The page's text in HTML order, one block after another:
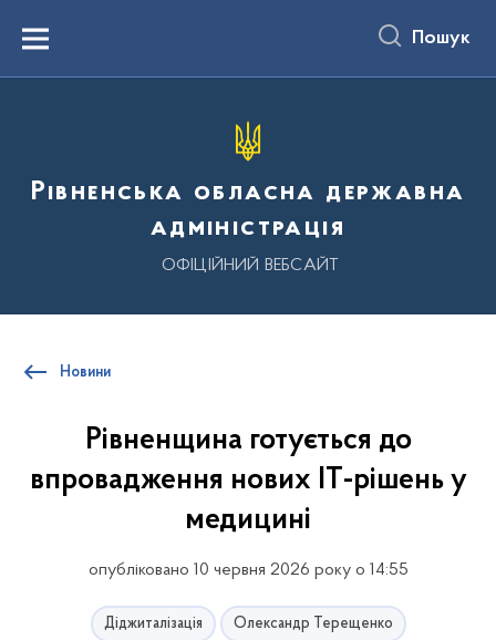
вмістуMenu Пошук
Рівненська обласна державна
адміністрація
ОФІЦІЙНИЙ ВЕБСАЙТ
Новини
Рівненщина готується до
впровадження нових ІТ-рішень у
медицині
опубліковано 10 червня 2026 року о 14:55
Діджиталізація Олександр Терещенко